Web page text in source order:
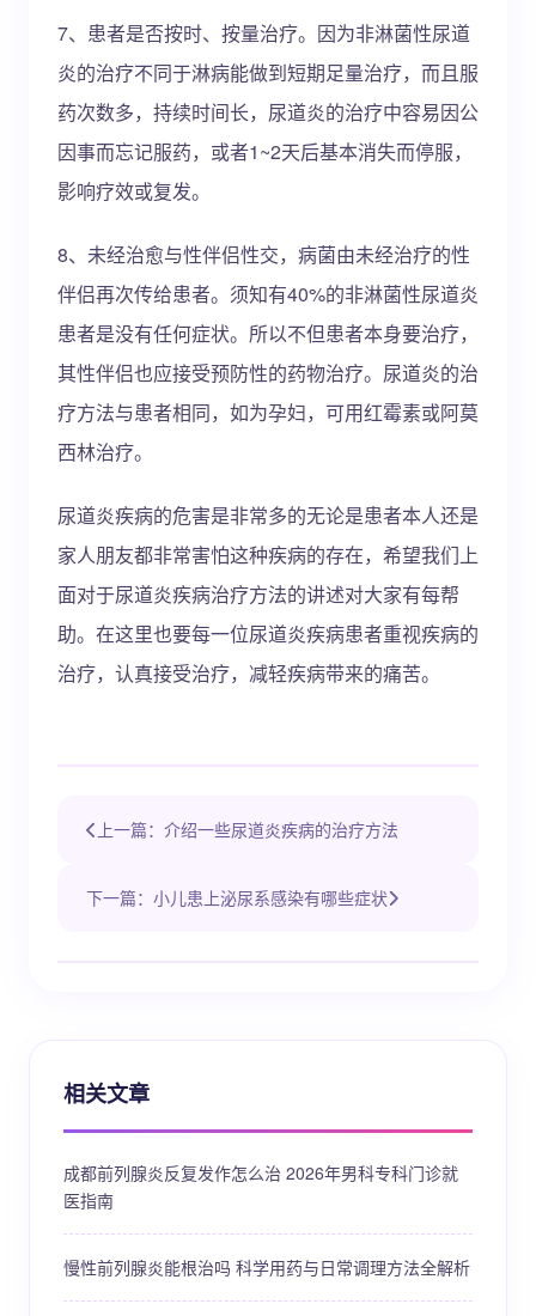
7、患者是否按时、按量治疗。因为非淋菌性尿道
炎的治疗不同于淋病能做到短期足量治疗，而且服
药次数多，持续时间长，尿道炎的治疗中容易因公
因事而忘记服药，或者1~2天后基本消失而停服，
影响疗效或复发。
8、未经治愈与性伴侣性交，病菌由未经治疗的性
伴侣再次传给患者。须知有40%的非淋菌性尿道炎
患者是没有任何症状。所以不但患者本身要治疗，
其性伴侣也应接受预防性的药物治疗。尿道炎的治
疗方法与患者相同，如为孕妇，可用红霉素或阿莫
西林治疗。
尿道炎疾病的危害是非常多的无论是患者本人还是
家人朋友都非常害怕这种疾病的存在，希望我们上
面对于尿道炎疾病治疗方法的讲述对大家有每帮
助。在这里也要每一位尿道炎疾病患者重视疾病的
治疗，认真接受治疗，减轻疾病带来的痛苦。
上一篇：介绍一些尿道炎疾病的治疗方法
下一篇：小儿患上泌尿系感染有哪些症状
相关文章
成都前列腺炎反复发作怎么治 2026年男科专科门诊就
医指南
慢性前列腺炎能根治吗 科学用药与日常调理方法全解析